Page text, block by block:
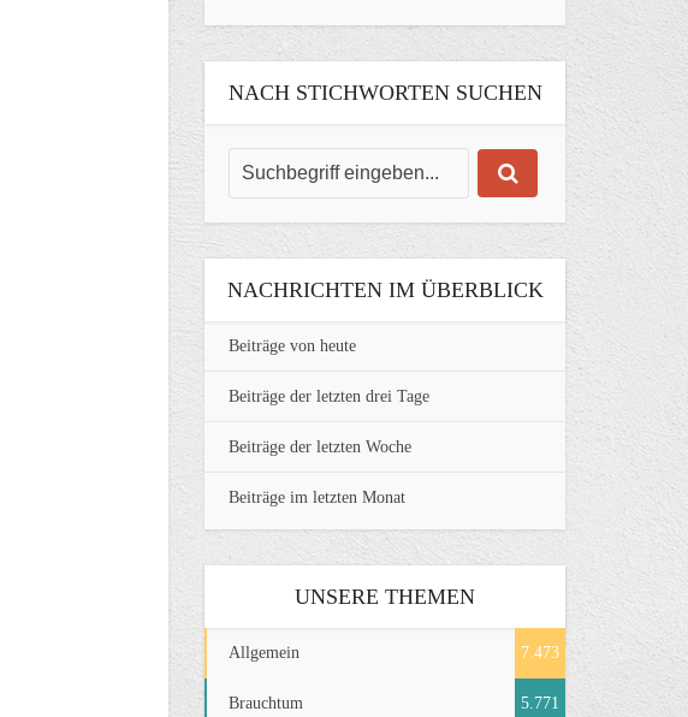
NACH STICHWORTEN SUCHEN
NACHRICHTEN IM ÜBERBLICK
Beiträge von heute
Beiträge der letzten drei Tage
Beiträge der letzten Woche
Beiträge im letzten Monat
UNSERE THEMEN
Allgemein 7.473
Brauchtum 5.771